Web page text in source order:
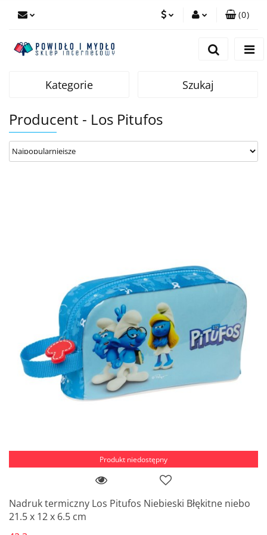
Dodaj zgłoszenie
(0)
Kategorie Szukaj
Producent - Los Pitufos
Produkt niedostępny
Nadruk termiczny Los Pitufos Niebieski Błękitne niebo
21.5 x 12 x 6.5 cm